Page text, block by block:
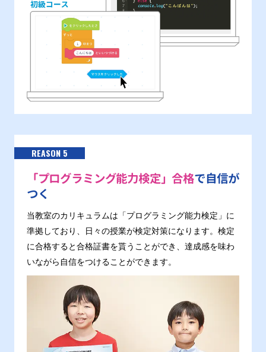
REASON 5
「プログラミング能力検定」合格で自信が
つく
当教室のカリキュラムは「プログラミング能力検定」に
準拠しており、日々の授業が検定対策になります。検定
に合格すると合格証書を貰うことができ、達成感を味わ
いながら自信をつけることができます。